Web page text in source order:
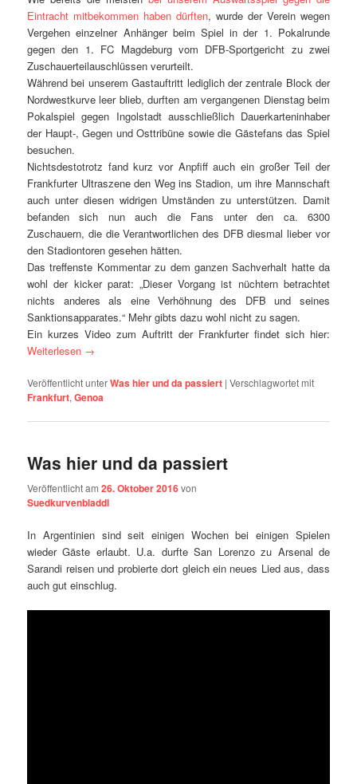
Eintracht mitbekommen haben dürften, wurde der Verein wegen
Vergehen einzelner Anhänger beim Spiel in der 1. Pokalrunde
gegen den 1. FC Magdeburg vom DFB-Sportgericht zu zwei
Zuschauerteilauschlüssen verurteilt.
Während bei unserem Gastauftritt lediglich der zentrale Block der
Nordwestkurve leer blieb, durften am vergangenen Dienstag beim
Pokalspiel gegen Ingolstadt ausschließlich Dauerkarteninhaber
der Haupt-, Gegen und Osttribüne sowie die Gästefans das Spiel
besuchen.
Nichtsdestotrotz fand kurz vor Anpfiff auch ein großer Teil der
Frankfurter Ultraszene den Weg ins Stadion, um ihre Mannschaft
auch unter diesen widrigen Umständen zu unterstützen. Damit
befanden sich nun auch die Fans unter den ca. 6300
Zuschauern, die die Verantwortlichen des DFB diesmal lieber vor
den Stadiontoren gesehen hätten.
Das treffenste Kommentar zu dem ganzen Sachverhalt hatte da
wohl der kicker parat: „Dieser Vorgang ist nüchtern betrachtet
nichts anderes als eine Verhöhnung des DFB und seines
Sanktionsapparates.“ Mehr gibts dazu wohl nicht zu sagen.
Ein kurzes Video zum Auftritt der Frankfurter findet sich hier:
Weiterlesen →
Veröffentlicht unterWas hier und da passiert |Verschlagwortet mit
Frankfurt,Genoa
Was hier und da passiert
Veröffentlicht am26. Oktober 2016von
Suedkurvenbladdl
In Argentinien sind seit einigen Wochen bei einigen Spielen
wieder Gäste erlaubt. U.a. durfte San Lorenzo zu Arsenal de
Sarandi reisen und probierte dort gleich ein neues Lied aus, dass
auch gut einschlug.